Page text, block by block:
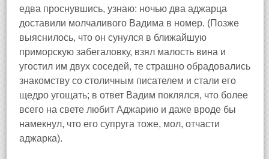
едва проснувшись, узнаю: ночью два аджарца
доставили молчаливого Вадима в номер. (Позже
выяснилось, что он сунулся в ближайшую
приморскую забегаловку, взял малость вина и
угостил им двух соседей, те страшно обрадовались
знакомству со столичным писателем и стали его
щедро угощать; в ответ Вадим поклялся, что более
всего на свете любит Аджарию и даже вроде бы
намекнул, что его супруга тоже, мол, отчасти
аджарка).